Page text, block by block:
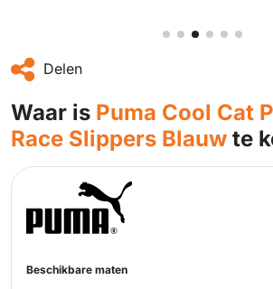
Delen
Waar is Puma Cool Cat
Race Slippers Blauw te
Beschikbare maten